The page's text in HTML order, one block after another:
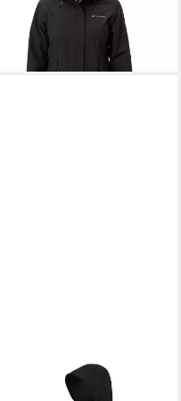
winddicht, atmungsaktiv,
sportlicher Stil
Funktionsjacke 3 in